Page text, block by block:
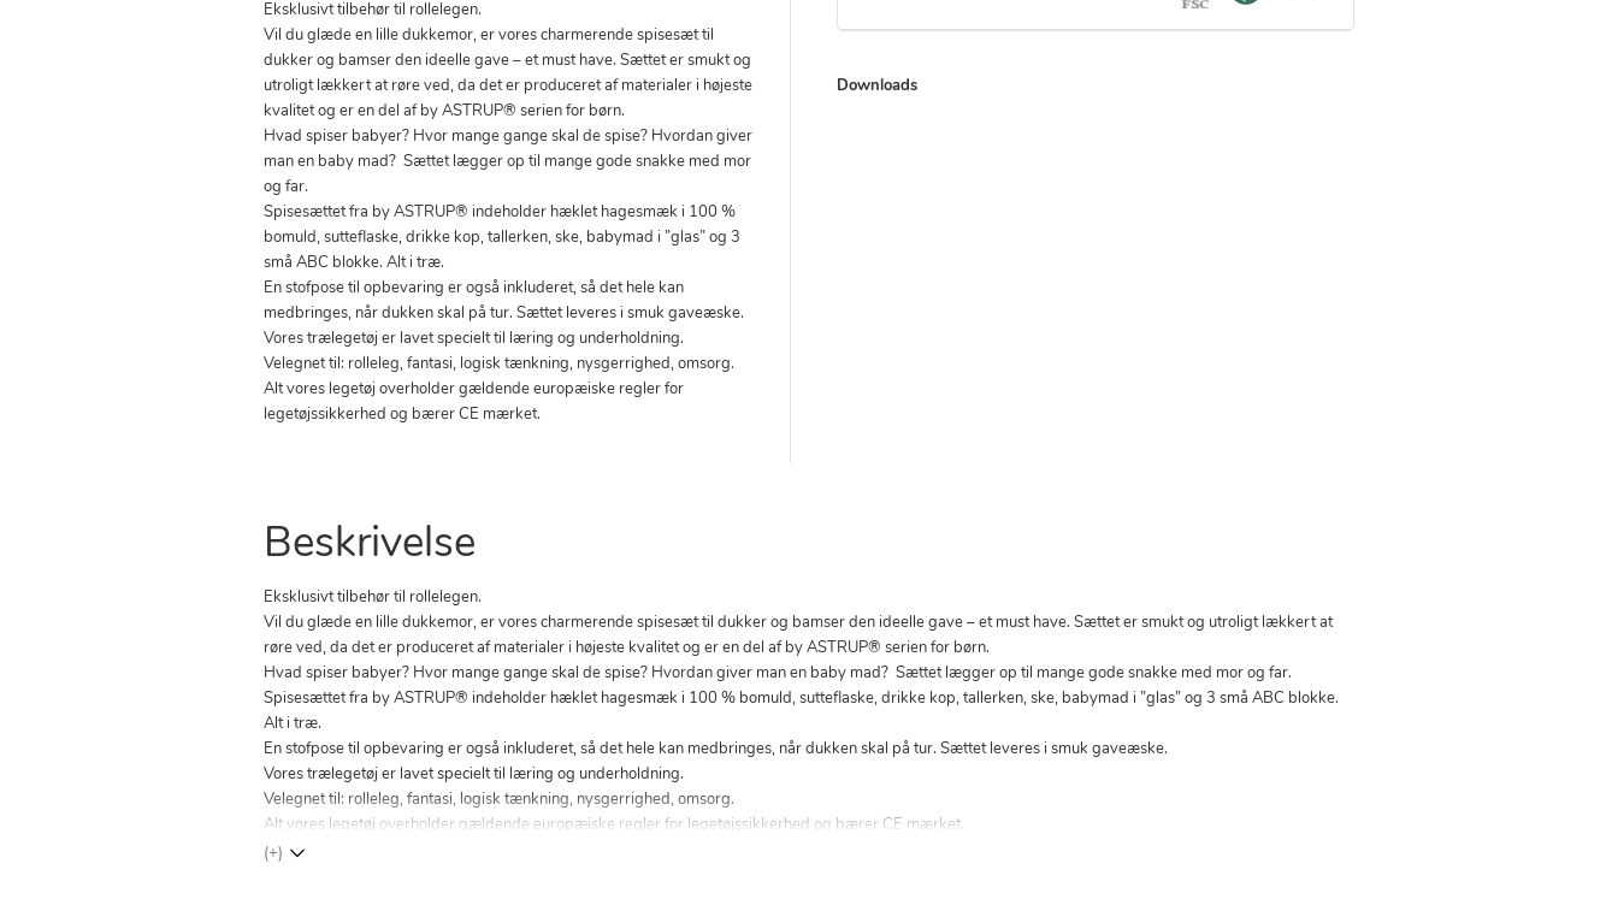
Eksklusivt tilbehør til rollelegen.
Vil du glæde en lille dukkemor, er vores charmerende spisesæt til
dukker og bamser den ideelle gave – et must have. Sættet er smukt og
utroligt lækkert at røre ved, da det er produceret af materialer i højeste
kvalitet og er en del af by ASTRUP® serien for børn.
Hvad spiser babyer? Hvor mange gange skal de spise? Hvordan giver
man en baby mad? Sættet lægger op til mange gode snakke med mor
og far.
Spisesættet fra by ASTRUP® indeholder hæklet hagesmæk i 100 %
bomuld, sutteflaske, drikke kop, tallerken, ske, babymad i ”glas” og 3
små ABC blokke. Alt i træ.
En stofpose til opbevaring er også inkluderet, så det hele kan
medbringes, når dukken skal på tur. Sættet leveres i smuk gaveæske.
Vores trælegetøj er lavet specielt til læring og underholdning.
Velegnet til: rolleleg, fantasi, logisk tænkning, nysgerrighed, omsorg.
Alt vores legetøj overholder gældende europæiske regler for
legetøjssikkerhed og bærer CE mærket.
Downloads
Beskrivelse
Eksklusivt tilbehør til rollelegen.
Vil du glæde en lille dukkemor, er vores charmerende spisesæt til dukker og bamser den ideelle gave – et must have. Sættet er smukt og utroligt lækkert at
røre ved, da det er produceret af materialer i højeste kvalitet og er en del af by ASTRUP® serien for børn.
Hvad spiser babyer? Hvor mange gange skal de spise? Hvordan giver man en baby mad? Sættet lægger op til mange gode snakke med mor og far.
Spisesættet fra by ASTRUP® indeholder hæklet hagesmæk i 100 % bomuld, sutteflaske, drikke kop, tallerken, ske, babymad i ”glas” og 3 små ABC blokke.
Alt i træ.
En stofpose til opbevaring er også inkluderet, så det hele kan medbringes, når dukken skal på tur. Sættet leveres i smuk gaveæske.
Vores trælegetøj er lavet specielt til læring og underholdning.
Velegnet til: rolleleg, fantasi, logisk tænkning, nysgerrighed, omsorg.
Alt vores legetøj overholder gældende europæiske regler for legetøjssikkerhed og bærer CE mærket.
(+)